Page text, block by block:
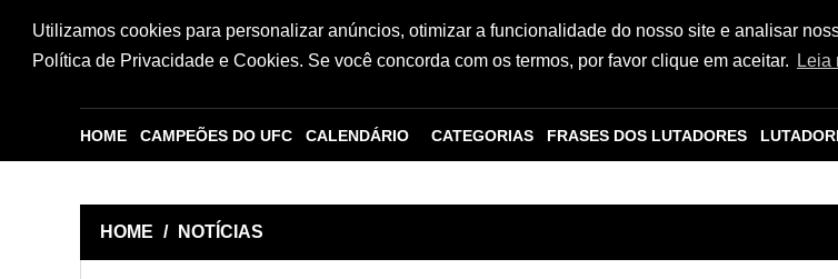
Utilizamos cookies para personalizar anúncios, otimizar a funcionalidade do nosso site e analisar
Política de Privacidade e Cookies. Se você concorda com os termos, por favor clique em aceitar.
Leia
HOME CAMPEÕES DO UFC CALENDÁRIO CATEGORIAS FRASES DOS LUTADORES
HOME / NOTÍCIAS